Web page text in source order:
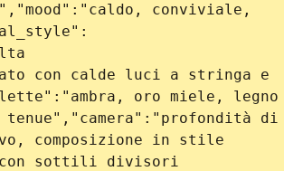
conviviale,
con calde luci a stringa e
oro miele, legno
di
composizione in stile
sottili divisori